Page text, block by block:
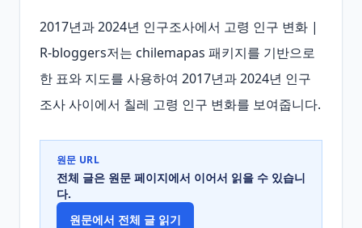
2017년과 2024년 인구조사에서 고령 인구 변화 |
R-bloggers저는 chilemapas 패키지를 기반으로
한 표와 지도를 사용하여 2017년과 2024년 인구
조사 사이에서 칠레 고령 인구 변화를 보여줍니다.
원문 URL
전체 글은 원문 페이지에서 이어서 읽을 수 있습니
다.
원문에서 전체 글 읽기